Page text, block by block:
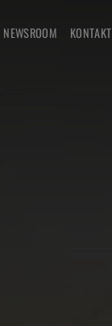
NEWSROOM KONTAKT